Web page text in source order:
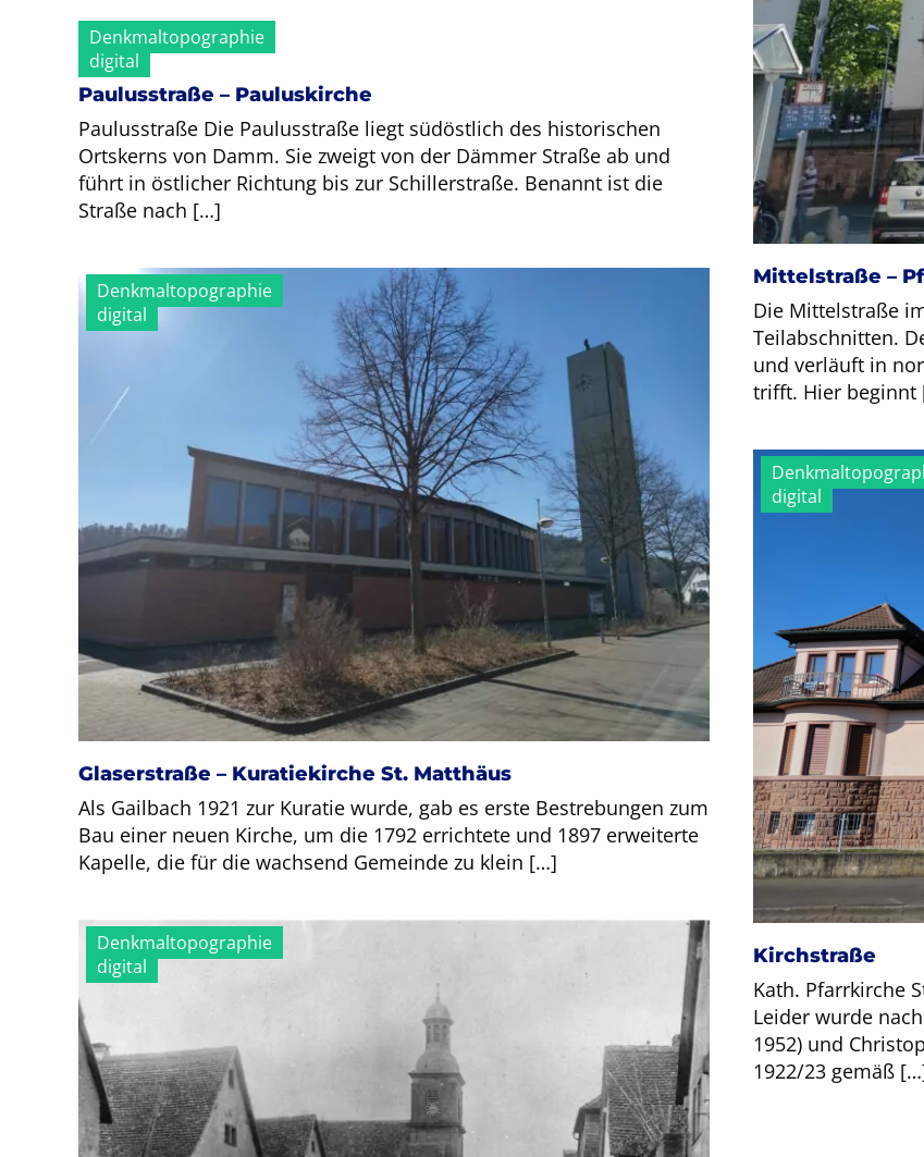
Mittelstraße –
Die Mittelstraße
Teilabschnitten.
und verläuft in
trifft. Hier beginnt
Denkmaltopographie
digital
Paulusstraße – Pauluskirche
Paulusstraße Die Paulusstraße liegt südöstlich des historischen
Ortskerns von Damm. Sie zweigt von der Dämmer Straße ab und
führt in östlicher Richtung bis zur Schillerstraße. Benannt ist die
Straße nach […]
Denkmaltopographie
digital
Glaserstraße – Kuratiekirche St. Matthäus
Als Gailbach 1921 zur Kuratie wurde, gab es erste Bestrebungen zum
Bau einer neuen Kirche, um die 1792 errichtete und 1897 erweiterte
Kapelle, die für die wachsend Gemeinde zu klein […]
digital
Kirchstraße
Kath. Pfarrkirche
Leider wurde
1952) und
1922/23 gemäß
Denkmaltopographie
digital